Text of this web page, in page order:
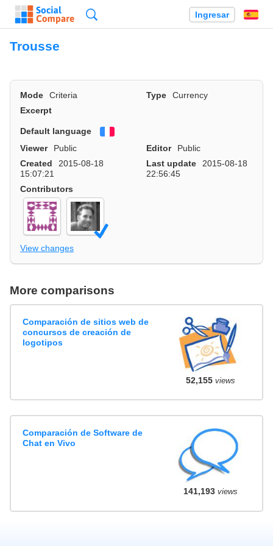
Ingresar
Trousse
Mode Criteria Type
Currency
Excerpt
Default language
Viewer
Public Editor
Public
Created
2015-08-18
15:07:21
Last update
2015-08-18
22:56:45
Contributors
View changes
More comparisons
Comparación de sitios web de
concursos de creación de
logotipos
52,155views
Comparación de Software de
Chat en Vivo
141,193views